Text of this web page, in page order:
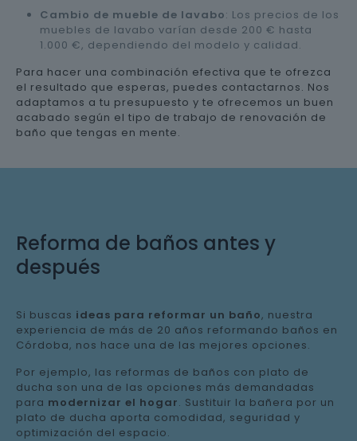
Cambio de mueble de lavabo: Los precios de los
muebles de lavabo varían desde 200 € hasta
1.000 €, dependiendo del modelo y calidad.
Para hacer una combinación efectiva que te ofrezca
el resultado que esperas, puedes contactarnos. Nos
adaptamos a tu presupuesto y te ofrecemos un buen
acabado según el tipo de trabajo de renovación de
baño que tengas en mente.
Reforma de baños antes y
después
Si buscas ideas para reformar un baño, nuestra
experiencia de más de 20 años reformando baños en
Córdoba, nos hace una de las mejores opciones.
Por ejemplo, las reformas de baños con plato de
ducha son una de las opciones más demandadas
para modernizar el hogar. Sustituir la bañera por un
plato de ducha aporta comodidad, seguridad y
optimización del espacio.